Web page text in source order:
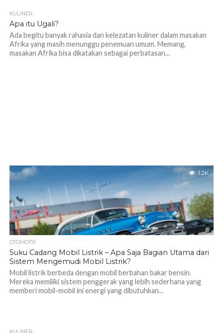
KULINER
Apa itu Ugali?
Ada begitu banyak rahasia dan kelezatan kuliner dalam masakan
Afrika yang masih menunggu penemuan umum. Memang,
masakan Afrika bisa dikatakan sebagai perbatasan...
1.2K
OTOMOTIF
Suku Cadang Mobil Listrik – Apa Saja Bagian Utama dari
Sistem Mengemudi Mobil Listrik?
Mobil listrik berbeda dengan mobil berbahan bakar bensin.
Mereka memiliki sistem penggerak yang lebih sederhana yang
memberi mobil-mobil ini energi yang dibutuhkan...